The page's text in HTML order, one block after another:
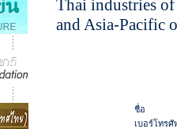
Thai industries
and Asia-Pacific
ชื่อ
เบอร์โทรศั